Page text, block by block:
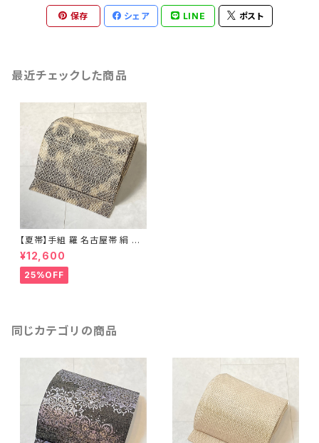
保存 シェア LINE ポスト
最近チェックした商品
【夏帯】手組 羅 名古屋帯 絹 ベ
ージュ 黒 紫 茶 551
¥12,600
25%OFF
同じカテゴリの商品